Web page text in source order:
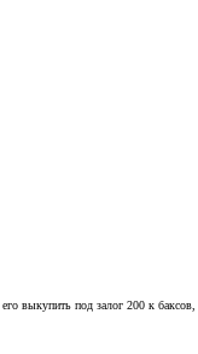
под залог 200 к баксов,